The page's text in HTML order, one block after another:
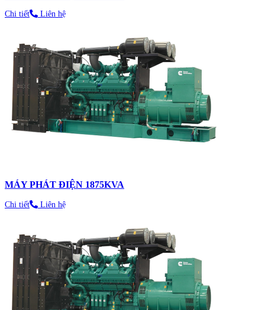
Chi tiết Liên hệ
MÁY PHÁT ĐIỆN 1875KVA
Chi tiết Liên hệ